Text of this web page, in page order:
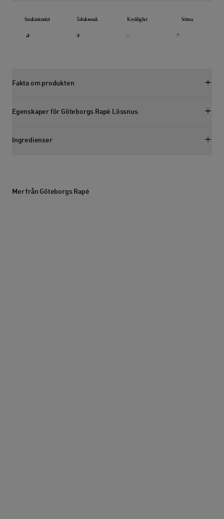
Smakprofil
Smakintensitet Tobakssmak Kryddighet Sötma
Fakta om produkten
Visa faktasektion
Egenskaper för Göteborgs Rapé Lössnus
Visa egenskapssektion
Ingredienser
Visa ingredienssektion
Mer från Göteborgs Rapé